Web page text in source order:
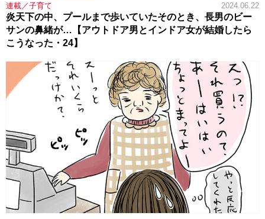
連載／子育て 2024.06.22
炎天下の中、プールまで歩いていたそのとき、長男のビー
サンの鼻緒が…【アウトドア男とインドア女が結婚したら
こうなった・24】